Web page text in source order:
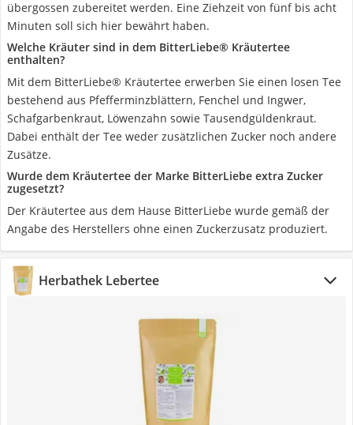
übergossen zubereitet werden. Eine Ziehzeit von fünf bis acht
Minuten soll sich hier bewährt haben.
Welche Kräuter sind in dem BitterLiebe® Kräutertee
enthalten?
Mit dem BitterLiebe® Kräutertee erwerben Sie einen losen Tee
bestehend aus Pfefferminzblättern, Fenchel und Ingwer,
Schafgarbenkraut, Löwenzahn sowie Tausendgüldenkraut.
Dabei enthält der Tee weder zusätzlichen Zucker noch andere
Zusätze.
Wurde dem Kräutertee der Marke BitterLiebe extra Zucker
zugesetzt?
Der Kräutertee aus dem Hause BitterLiebe wurde gemäß der
Angabe des Herstellers ohne einen Zuckerzusatz produziert.
Herbathek Lebertee